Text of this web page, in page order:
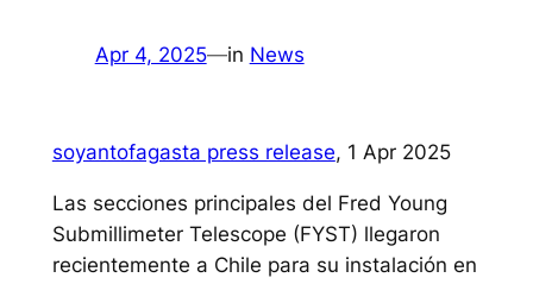
Apr 4, 2025—in News
soyantofagasta press release, 1 Apr 2025
Las secciones principales del Fred Young
Submillimeter Telescope (FYST) llegaron
recientemente a Chile para su instalación en